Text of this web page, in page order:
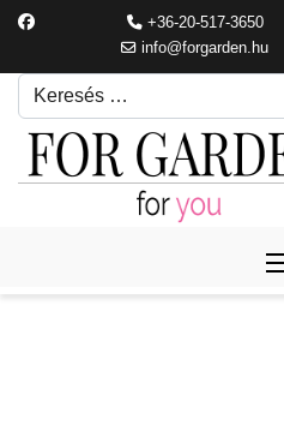
+36-20-517-3650
info@forgarden.hu
Keresés
Írjon be egy keresési kifejezést.